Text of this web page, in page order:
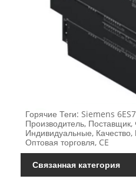
Горячие Теги: Siemens
Производитель, Поставщик,
Индивидуальные, Качество,
Оптовая торговля, CE
Связанная категория